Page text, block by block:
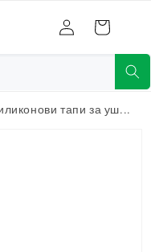
Влизам Количка
тапи за уш...